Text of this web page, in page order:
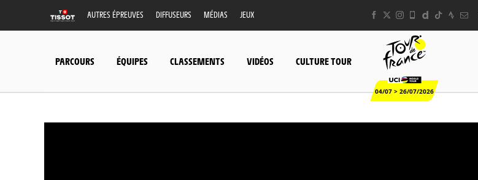
AUTRES ÉPREUVES DIFFUSEURS MÉDIAS JEUX
PARCOURS ÉQUIPES CLASSEMENTS VIDÉOS CULTURE TOUR
04/07 > 26/07/2026